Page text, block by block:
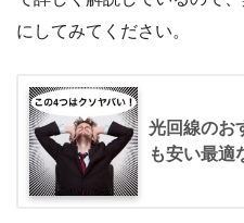
にしてみてください。
光回線のお
も安い最適